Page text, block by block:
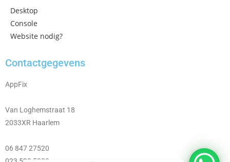
Desktop
Console
Website nodig?
Contactgegevens
AppFix
Van Loghemstraat 18
2033XR Haarlem
06 847 27520